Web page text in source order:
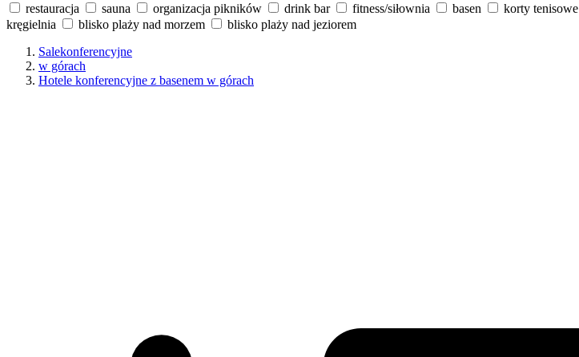
restauracja
sauna organizacja pikników drink bar fitness/siłownia basen korty tenisowe
kręgielnia
blisko plaży nad morzem
blisko plaży nad jeziorem
Salekonferencyjne
w górach
Hotele konferencyjne z basenem w górach